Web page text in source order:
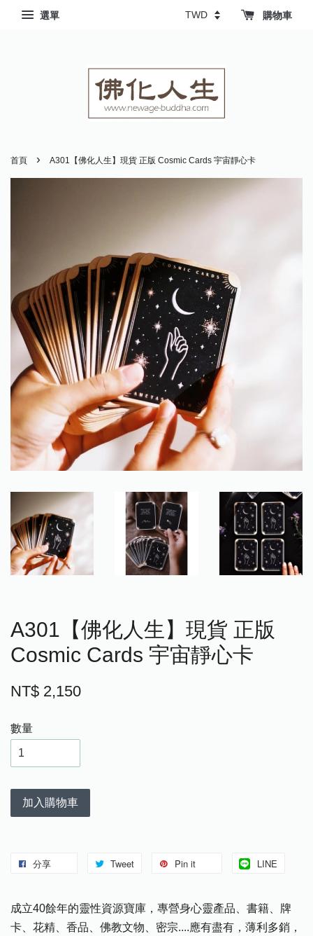
選單 購物車
首頁 › A301【佛化人生】現貨 正版 Cosmic Cards 宇宙靜心卡
A301【佛化人生】現貨 正版
Cosmic Cards 宇宙靜心卡
NT$ 2,150
數量
加入購物車
分享 Tweet Pin it LINE
成立40餘年的靈性資源寶庫，專營身心靈產品、書籍、牌
卡、花精、香品、佛教文物、密宗....應有盡有，薄利多銷，